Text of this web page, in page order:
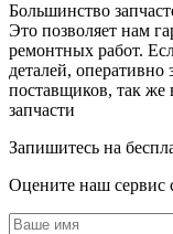
Большинство
Это позволяет нам
ремонтных работ.
деталей,
поставщиков, так же
запчасти
Запишитесь на
Оцените наш сервис